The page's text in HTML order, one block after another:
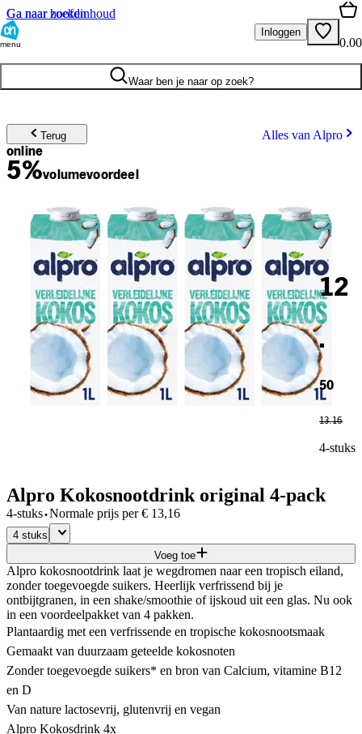
Ga naar hoofdinhoud
Ga naar zoeken
menu
Inloggen
0.00
Waar ben je naar op zoek?
Terug Alles van Alpro
online
5%volumevoordeel
12
.
50
13.16
4-stuks
Alpro Kokosnootdrink original 4-pack
4-stuks·Normale prijs per € 13,16
4 stuks
Voeg toe
Alpro kokosnootdrink laat je wegdromen naar een tropisch eiland,
zonder toegevoegde suikers. Heerlijk verfrissend bij je
ontbijtgranen, in een shake/smoothie of ijskoud uit een glas. Nu ook
in een voordeelpakket van 4 pakken.
Plantaardig met een verfrissende en tropische kokosnootsmaak
Gemaakt van duurzaam geteelde kokosnoten
Zonder toegevoegde suikers* en bron van Calcium, vitamine B12
en D
Van nature lactosevrij, glutenvrij en vegan
Alpro Kokosdrink 4x